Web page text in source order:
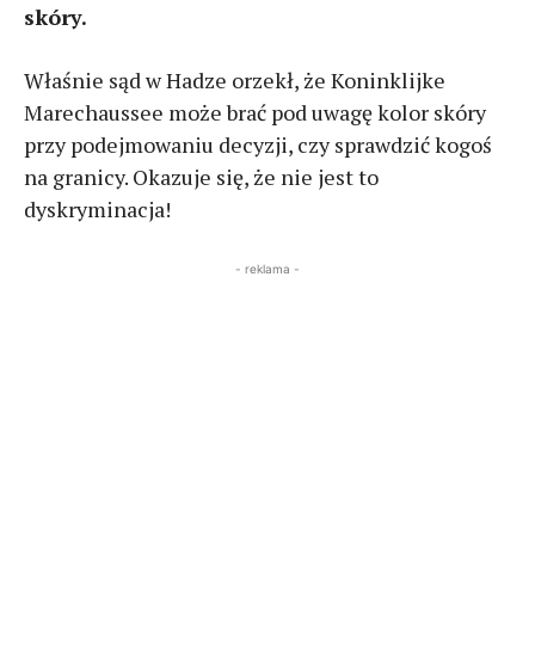
skóry.
Właśnie sąd w Hadze orzekł, że Koninklijke
Marechaussee może brać pod uwagę kolor skóry
przy podejmowaniu decyzji, czy sprawdzić kogoś
na granicy. Okazuje się, że nie jest to
dyskryminacja!
- reklama -